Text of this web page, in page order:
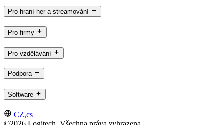
Pro hraní her a streamování
Pro firmy
Pro vzdělávání
Podpora
Software
CZ,cs
©2026 Logitech. Všechna práva vyhrazena